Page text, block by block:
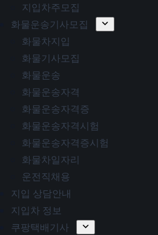
지입차주모집
화물운송기사모집
화물차지입
화물기사모집
화물운송
화물운송자격
화물운송자격증
화물운송자격시험
화물운송자격증시험
화물차일자리
운전직채용
지입 상담안내
지입차 정보
쿠팡택배기사